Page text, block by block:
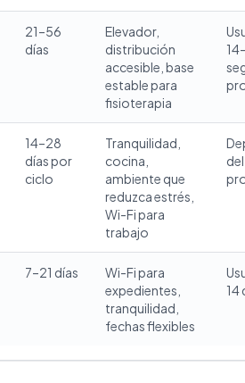
21–56
días
Elevador,
distribución
accesible, base
estable para
fisioterapia
14–28
días por
ciclo
Tranquilidad,
cocina,
ambiente que
reduzca estrés,
Wi-Fi para
trabajo
del
7–21 días
Wi-Fi para
expedientes,
tranquilidad,
fechas flexibles
14